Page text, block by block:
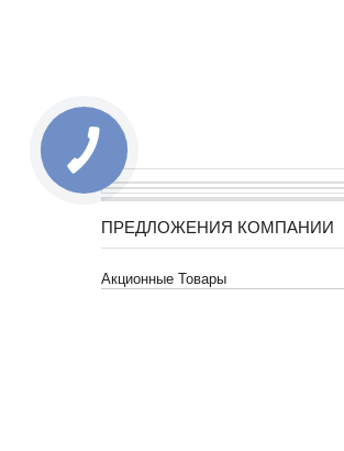
ПРЕДЛОЖЕНИЯ КОМПАНИИ
Акционные Товары